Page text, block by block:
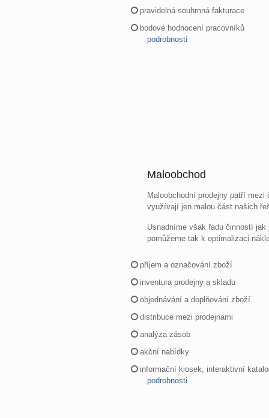
pravidelná souhrnná fakturace
bodové hodnocení pracovníků
podrobnosti
Maloobchod
Maloobchodní prodejny patří
využívají jen malou část našich
Usnadníme však řadu činností
pomůžeme tak k optimalizaci
příjem a označování zboží
inventura prodejny a skladu
objednávání a doplňování zboží
distribuce mezi prodejnami
analýza zásob
akční nabídky
informační kiosek, interaktivní
podrobnosti